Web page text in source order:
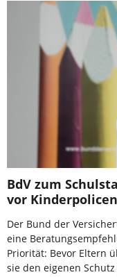
BdV zum
vor Kinderpolicen
Der Bund der
eine
Priorität: Bevor Eltern
sie den eigenen